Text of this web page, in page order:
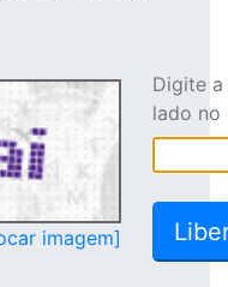
imagem]
Digite
lado no